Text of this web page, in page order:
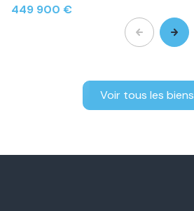
449 900 €
Voir tous les biens